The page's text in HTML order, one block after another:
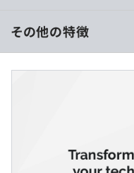
でスタイリッシュなデ
ションに対応して構築
・NCR CX7
◆POSソフトウェア
（※想定年収は年収提示
休憩時間：60分
その他の特徴